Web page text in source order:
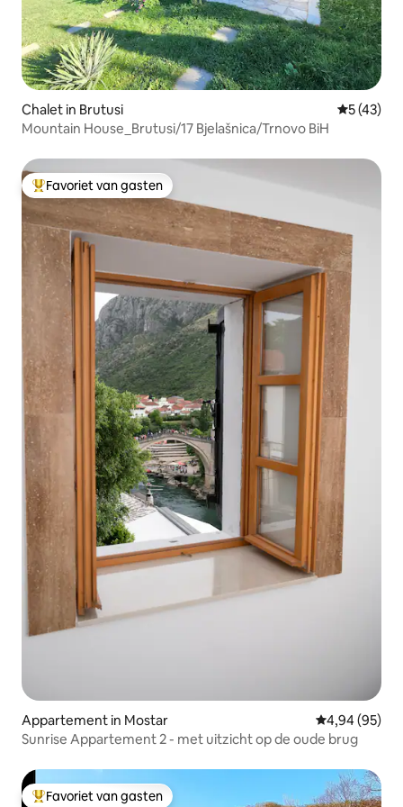
Chalet in Brutusi
5 (43)
Mountain House_Brutusi/17 Bjelašnica/Trnovo BiH
Topfavoriet van gasten
Favoriet van gasten
Appartement in Mostar Gemiddelde
4,94 (95)
Sunrise Appartement 2 - met uitzicht op de oude brug
Favoriet van gasten